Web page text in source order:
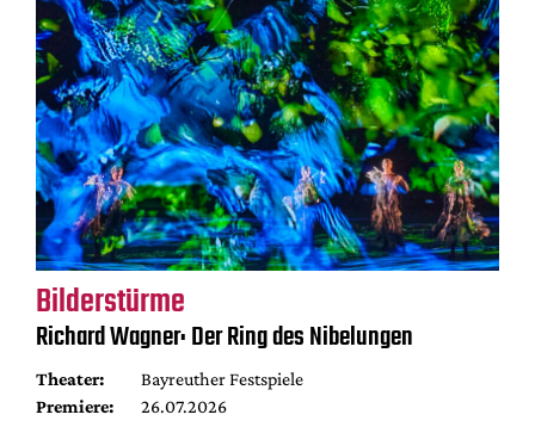
Bilderstürme
Richard Wagner: Der Ring des Nibelungen
Theater:
Bayreuther Festspiele
Premiere:
26.07.2026